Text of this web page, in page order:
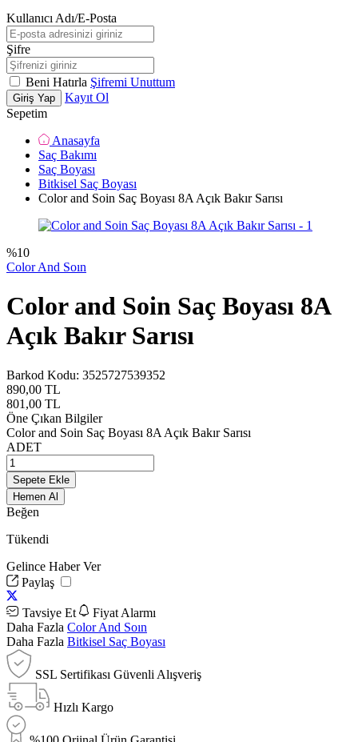
Kullanıcı Adı/E-Posta
Şifre
Beni Hatırla Şifremi Unuttum
Giriş Yap
Kayıt Ol
Sepetim
Anasayfa
Saç Bakımı
Saç Boyası
Bitkisel Saç Boyası
Color and Soin Saç Boyası 8A Açık Bakır Sarısı
%10
Color And Soın
Color and Soin Saç Boyası 8A
Açık Bakır Sarısı
Barkod Kodu: 3525727539352
890,00 TL
801,00 TL
Öne Çıkan Bilgiler
Color and Soin Saç Boyası 8A Açık Bakır Sarısı
ADET
Sepete Ekle
Hemen Al
Beğen
Tükendi
Gelince Haber Ver
Paylaş
Tavsiye Et
Fiyat Alarmı
Daha Fazla Color And Soın
Daha Fazla Bitkisel Saç Boyası
SSL Sertifikası Güvenli Alışveriş
Hızlı Kargo